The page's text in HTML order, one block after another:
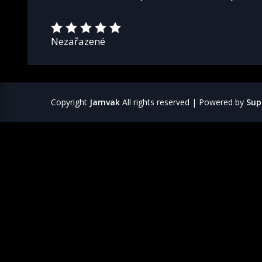
Nezařazené
Copyright Jamvak All rights reserved | Powered by